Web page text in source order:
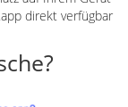
direkt verfügbar